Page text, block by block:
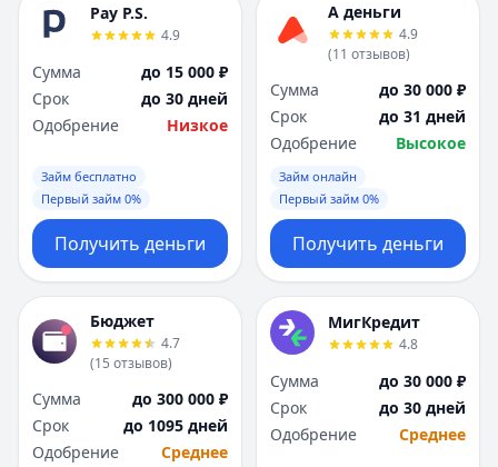
Pay P.S.
4.9
Сумма
до 15 000 ₽
Срок
до 30 дней
Одобрение
Низкое
Займ бесплатно
Первый займ 0%
Получить деньги
А деньги
4.9
(11 отзывов)
Сумма
до 30 000 ₽
Срок
до 31 дней
Одобрение
Высокое
Займ онлайн
Первый займ 0%
Получить деньги
Бюджет
4.7
(15 отзывов)
Сумма
до 300 000 ₽
Срок
до 1095 дней
Одобрение
Среднее
МигКредит
4.8
Сумма
до 30 000 ₽
Срок
до 30 дней
Одобрение
Среднее